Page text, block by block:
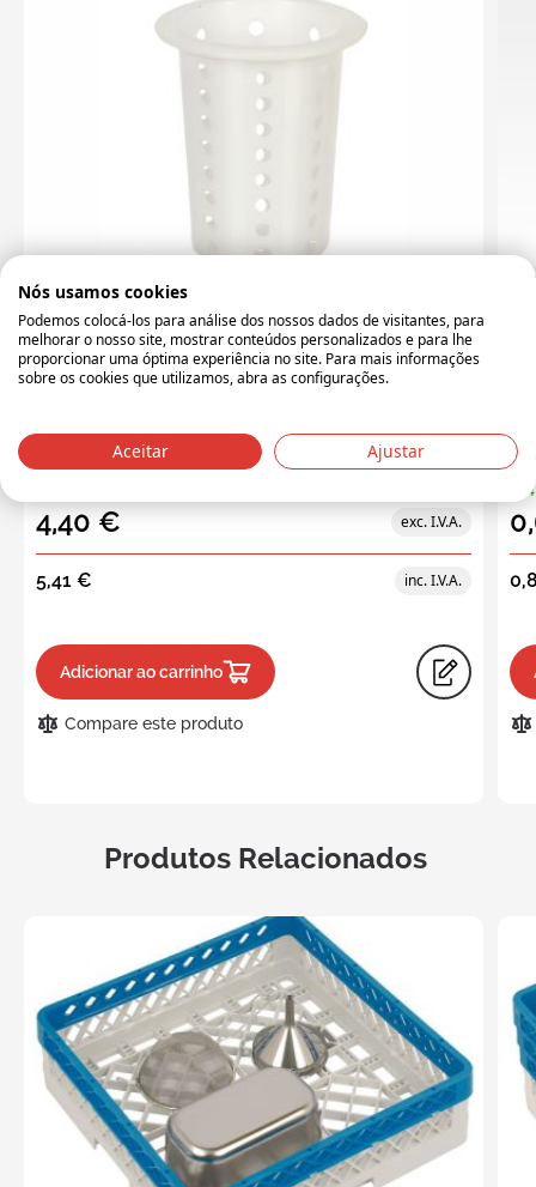
Copo para talheres cilindrico ø100x130 mm branco
Cor
branco
4,40 €
5,41 €
Adicionar ao carrinho
Compare este produto
Produtos Relacionados
Nós usamos cookies
Podemos colocá-los para análise dos nossos dados de visitantes, para
melhorar o nosso site, mostrar conteúdos personalizados e para lhe
proporcionar uma óptima experiência no site. Para mais informações
sobre os cookies que utilizamos, abra as configurações.
Aceitar Ajustar